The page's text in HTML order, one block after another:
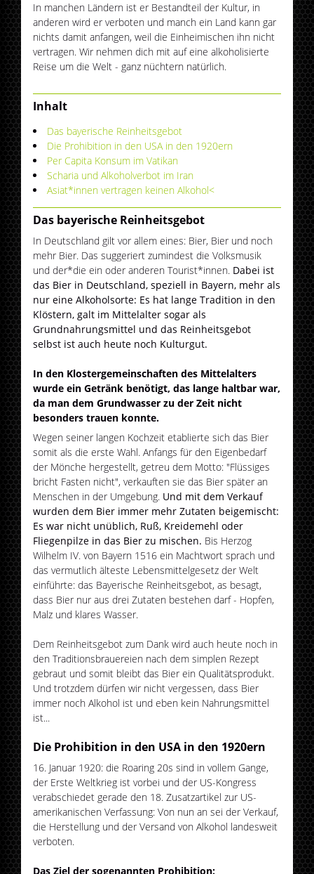
In manchen Ländern ist er Bestandteil der Kultur, in
anderen wird er verboten und manch ein Land kann gar
nichts damit anfangen, weil die Einheimischen ihn nicht
vertragen. Wir nehmen dich mit auf eine alkoholisierte
Reise um die Welt - ganz nüchtern natürlich.
Inhalt
Das bayerische Reinheitsgebot
Die Prohibition in den USA in den 1920ern
Per Capita Konsum im Vatikan
Scharia und Alkoholverbot im Iran
Asiat*innen vertragen keinen Alkohol<
Das bayerische Reinheitsgebot
In Deutschland gilt vor allem eines: Bier, Bier und noch
mehr Bier. Das suggeriert zumindest die Volksmusik
und der*die ein oder anderen Tourist*innen. Dabei ist
das Bier in Deutschland, speziell in Bayern, mehr als
nur eine Alkoholsorte: Es hat lange Tradition in den
Klöstern, galt im Mittelalter sogar als
Grundnahrungsmittel und das Reinheitsgebot
selbst ist auch heute noch Kulturgut.
In den Klostergemeinschaften des Mittelalters
wurde ein Getränk benötigt, das lange haltbar war,
da man dem Grundwasser zu der Zeit nicht
besonders trauen konnte.
Wegen seiner langen Kochzeit etablierte sich das Bier
somit als die erste Wahl. Anfangs für den Eigenbedarf
der Mönche hergestellt, getreu dem Motto: "Flüssiges
bricht Fasten nicht", verkauften sie das Bier später an
Menschen in der Umgebung. Und mit dem Verkauf
wurden dem Bier immer mehr Zutaten beigemischt:
Es war nicht unüblich, Ruß, Kreidemehl oder
Fliegenpilze in das Bier zu mischen. Bis Herzog
Wilhelm IV. von Bayern 1516 ein Machtwort sprach und
das vermutlich älteste Lebensmittelgesetz der Welt
einführte: das Bayerische Reinheitsgebot, as besagt,
dass Bier nur aus drei Zutaten bestehen darf - Hopfen,
Malz und klares Wasser.
Dem Reinheitsgebot zum Dank wird auch heute noch in
den Traditionsbrauereien nach dem simplen Rezept
gebraut und somit bleibt das Bier ein Qualitätsprodukt.
Und trotzdem dürfen wir nicht vergessen, dass Bier
immer noch Alkohol ist und eben kein Nahrungsmittel
ist...
Die Prohibition in den USA in den 1920ern
16. Januar 1920: die Roaring 20s sind in vollem Gange,
der Erste Weltkrieg ist vorbei und der US-Kongress
verabschiedet gerade den 18. Zusatzartikel zur US-
amerikanischen Verfassung: Von nun an sei der Verkauf,
die Herstellung und der Versand von Alkohol landesweit
verboten.
Das Ziel der sogenannten Prohibition: